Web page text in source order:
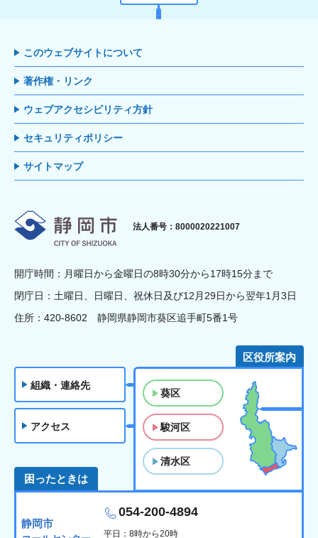
このウェブサイトについて
著作権・リンク
ウェブアクセシビリティ方針
セキュリティポリシー
サイトマップ
静岡市
法人番号：8000020221007
開庁時間：月曜日から金曜日の8時30分から17時15分まで
閉庁日：土曜日、日曜日、祝休日及び12月29日から翌年1月3日
住所：420-8602 静岡県静岡市葵区追手町5番1号
組織・連絡先
アクセス
区役所案内
葵区
駿河区
清水区
困ったときは
静岡市
054-200-4894
平日：8時から20時